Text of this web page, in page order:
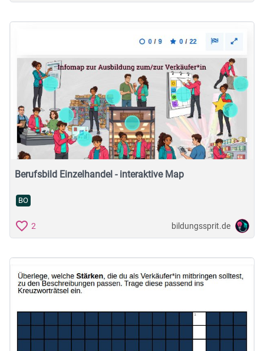
Berufsbild Einzelhandel - interaktive Map
BO
2 bildungssprit.de